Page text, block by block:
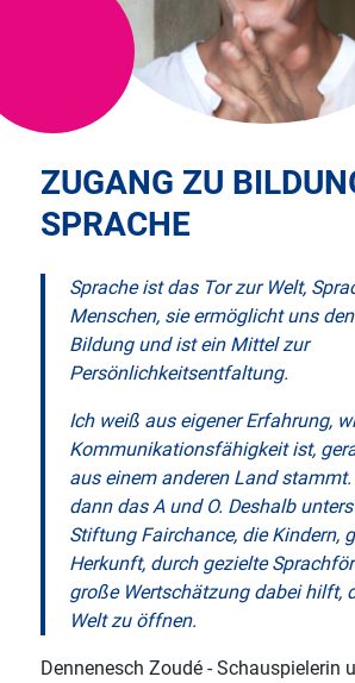
ZUGANG ZU
SPRACHE
Sprache ist das Tor zur Welt,
Menschen, sie ermöglicht uns
Bildung und ist ein Mittel zur
Persönlichkeitsentfaltung.
Ich weiß aus eigener Erfahrung,
Kommunikationsfähigkeit ist,
aus einem anderen Land stammt.
dann das A und O. Deshalb
Stiftung Fairchance, die Kindern,
Herkunft, durch gezielte
große Wertschätzung dabei hilft,
Welt zu öffnen.
Dennenesch Zoudé - Schauspielerin